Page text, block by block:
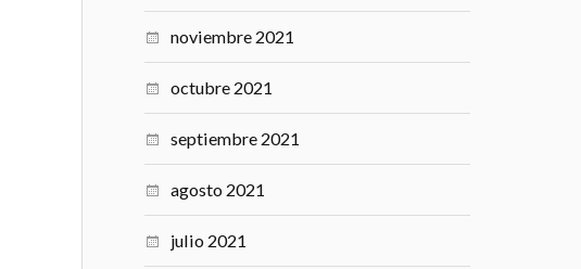
noviembre 2021
octubre 2021
septiembre 2021
agosto 2021
julio 2021